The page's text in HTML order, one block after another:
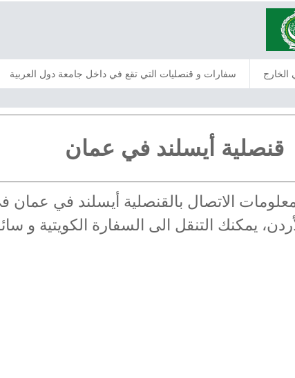
الخارج سفارات و قنصليات التي تقع في داخل جامعة دول العربية
قنصلية أيسلند في عمان
معلومات الاتصال بالقنصلية أيسلند في
يمكنك التنقل الى السفارة الكويتية و